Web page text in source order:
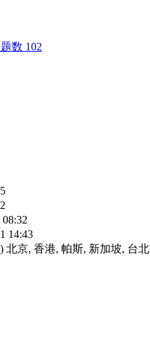
数 102
14:43
北京, 香港, 帕斯, 新加坡, 台北